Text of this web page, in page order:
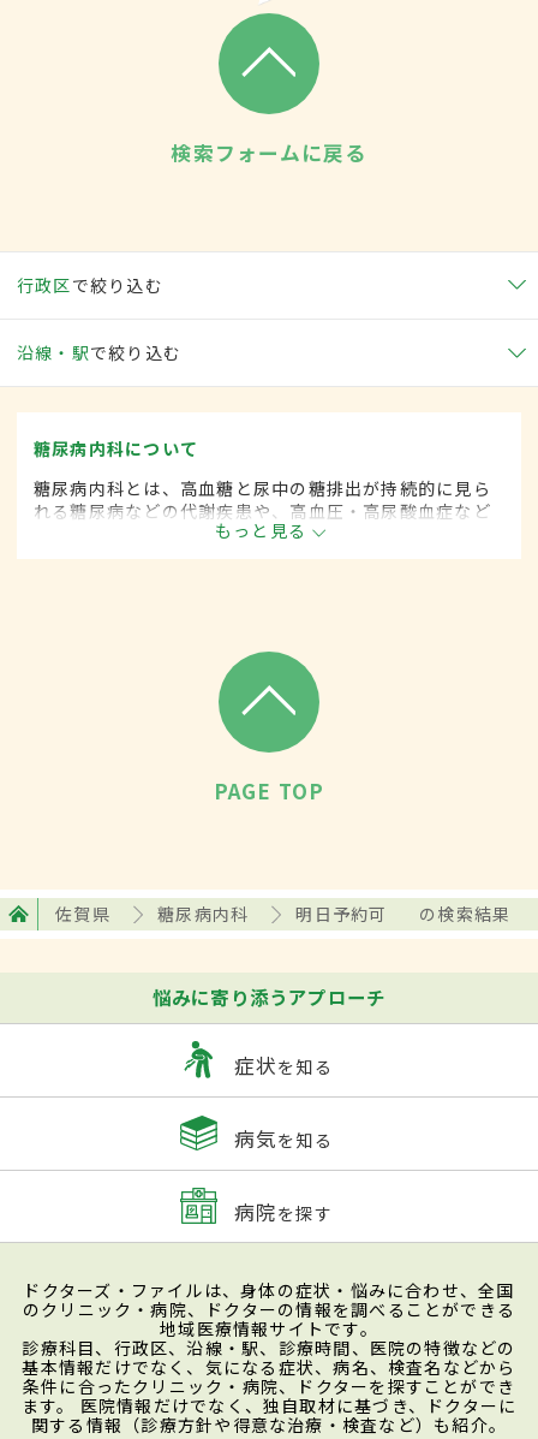
検索フォームに戻る
行政区で絞り込む
沿線・駅で絞り込む
糖尿病内科について
糖尿病内科とは、高血糖と尿中の糖排出が持続的に見ら
れる糖尿病などの代謝疾患や、高血圧・高尿酸血症など
生活習慣病を専門的に取り扱う内科の一領域です。
もっと見る
PAGE TOP
佐賀県 糖尿病内科 明日予約可 の検索結果
悩みに寄り添うアプローチ
症状を知る
病気を知る
病院を探す
ドクターズ・ファイルは、身体の症状・悩みに合わせ、全国
のクリニック・病院、ドクターの情報を調べることができる
地域医療情報サイトです。
診療科目、行政区、沿線・駅、診療時間、医院の特徴などの
基本情報だけでなく、気になる症状、病名、検査名などから
条件に合ったクリニック・病院、ドクターを探すことができ
ます。 医院情報だけでなく、独自取材に基づき、ドクターに
関する情報（診療方針や得意な治療・検査など）も紹介。